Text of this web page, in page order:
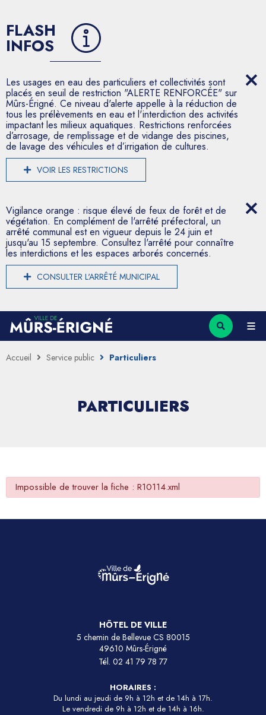
FLASH
INFOS
Les usages en eau des particuliers et collectivités sont
placés en seuil de restriction "ALERTE RENFORCÉE" sur
Mûrs-Érigné. Ce niveau d'alerte appelle à la réduction de
tous les prélèvements en eau et l'interdiction des activités
impactant les milieux aquatiques. Restrictions renforcées
d’arrosage, de remplissage et de vidange des piscines,
de lavage des véhicules et d’irrigation de cultures.
VOIR LES RESTRICTIONS
Vigilance orange : risque élevé de feux de forêt et de
végétation. En complément de l'arrêté préfectoral, un
arrêté communal est en vigueur depuis le 24 juin et
jusqu'au 15 septembre. Consultez l'arrêté pour connaître
les interdictions et les espaces arborés concernés.
CONSULTER L'ARRÊTÉ MUNICIPAL
Accueil Service public Particuliers
PARTICULIERS
Impossible de trouver la fiche : R10114.xml
HÔTEL DE VILLE
5 chemin de Bellevue CS 80015
49610 Mûrs-Érigné
Tél. 02 41 79 78 77
HORAIRES :
Du lundi au jeudi de 9h à 12h et de 14h à 17h.
Le vendredi de 9h à 12h et de 14h à 16h.